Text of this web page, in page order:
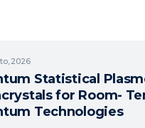
2026
Statistical
for Room-
Technologies